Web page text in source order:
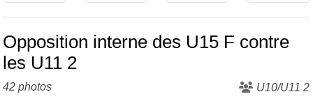
Opposition interne des U15 F contre
les U11 2
42 photos U10/U11 2